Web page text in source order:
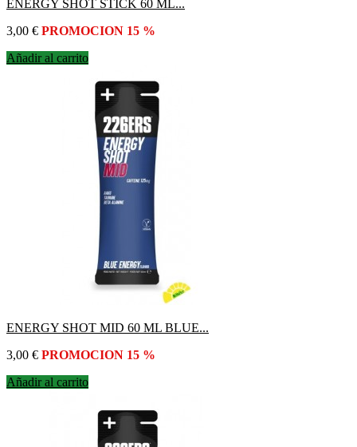
ENERGY SHOT STICK 60 ML...
Precio
3,00 € PROMOCION 15 %
Añadir al carrito
ENERGY SHOT MID 60 ML BLUE...
Precio
3,00 € PROMOCION 15 %
Añadir al carrito